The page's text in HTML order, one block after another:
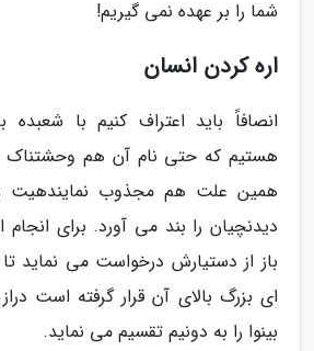
شما را بر عهده نمی گیریم!
اره کردن انسان
انصافاً باید اعتراف کنیم با
هستیم که حتی نام آن هم وحشتناک
همین علت هم مجذوب نمایندهیت
دیدنچیان را بند می آورد. برای
باز از دستیارش درخواست می نماید
ای بزرگ بالای آن قرار گرفته است
بینوا را به دونیم تقسیم می نماید.